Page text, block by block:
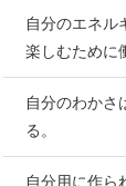
自分のエネル
楽しむために
自分のわかさ
る。
自分用に作ら